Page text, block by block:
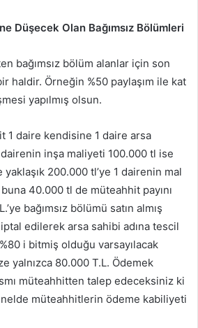
Düşecek Olan Bağımsız Bölümleri
bağımsız bölüm alanlar için son
haldir. Örneğin %50 paylaşım ile kat
yapılmış olsun.
1 daire kendisine 1 daire arsa
dairenin inşa maliyeti 100.000 tl ise
200.000 tl’ye 1 dairenin mal
40.000 tl de müteahhit payını
bağımsız bölümü satın almış
edilerek arsa sahibi adına tescil
i bitmiş olduğu varsayılacak
yalnızca 80.000 T.L. Ödemek
müteahhitten talep edeceksiniz ki
müteahhitlerin ödeme kabiliyeti